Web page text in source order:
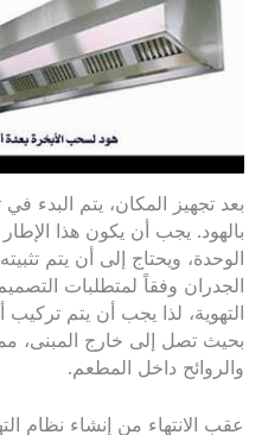
بعد تجهيز المكان، يتم البدء
بالهود. يجب أن يكون هذا
الوحدة، ويحتاج إلى أن يتم
الجدران وفقاً لمتطلبات
التهوية، لذا يجب أن يتم
بحيث تصل إلى خارج المبنى،
والروائح داخل المطعم.
عقب الانتهاء من إنشاء نظام